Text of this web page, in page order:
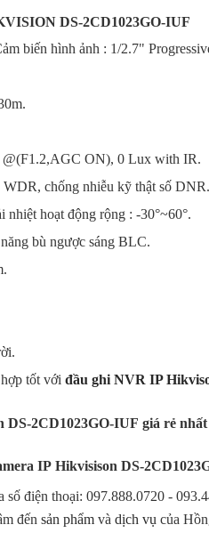
DS-2CD1023GO-IUF
biến hình ảnh : 1/2.7"
ON), 0 Lux with IR.
chống nhiễu kỹ thật số DNR.
nhiệt hoạt động rộng : -30°~60°.
bù ngược sáng BLC.
tốt với đầu ghi NVR IP
DS-2CD1023GO-IUF giá rẻ
IP Hikvisison DS-
số điện thoại: 097.888.0720 -
đến sản phẩm và dịch vụ của